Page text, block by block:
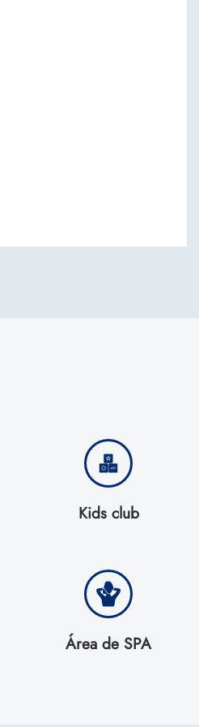
Kids club
Área de SPA